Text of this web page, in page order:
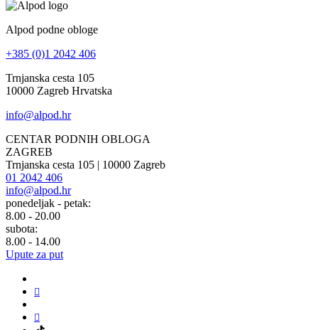
Alpod podne obloge
+385 (0)1 2042 406
Trnjanska cesta 105
10000 Zagreb Hrvatska
info@alpod.hr
CENTAR PODNIH OBLOGA
ZAGREB
Trnjanska cesta 105 | 10000 Zagreb
01 2042 406
info@alpod.hr
ponedeljak - petak:
8.00 - 20.00
subota:
8.00 - 14.00
Upute za put